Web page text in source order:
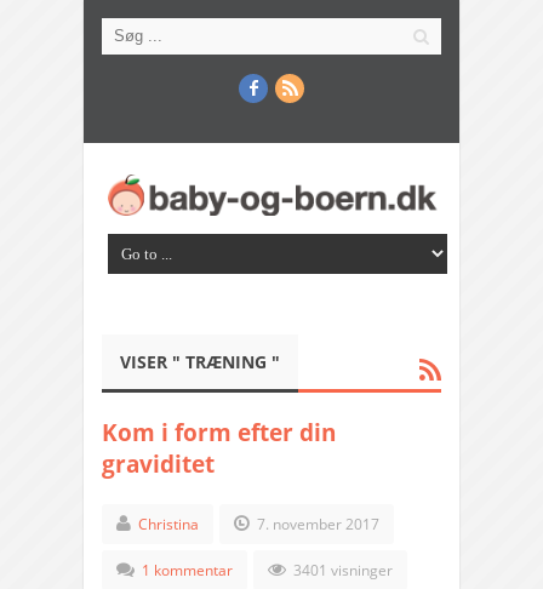
VISER " TRÆNING "
Kom i form efter din
graviditet
Christina 7. november 2017
1 kommentar 3401 visninger